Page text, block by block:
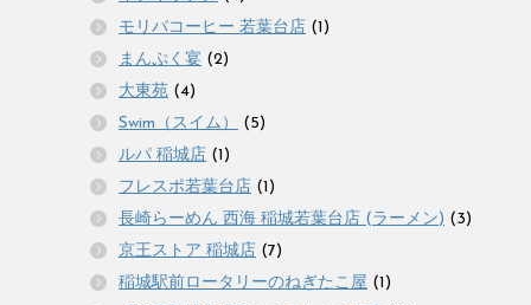
モリバコーヒー 若葉台店 (1)
まんぷく宴 (2)
大東苑 (4)
Swim（スイム）
(5)
ルパ 稲城店 (1)
フレスポ若葉台店 (1)
長崎らーめん 西海 稲城若葉台店 (ラーメン) (3)
京王ストア 稲城店 (7)
稲城駅前ロータリーのねぎたこ屋 (1)